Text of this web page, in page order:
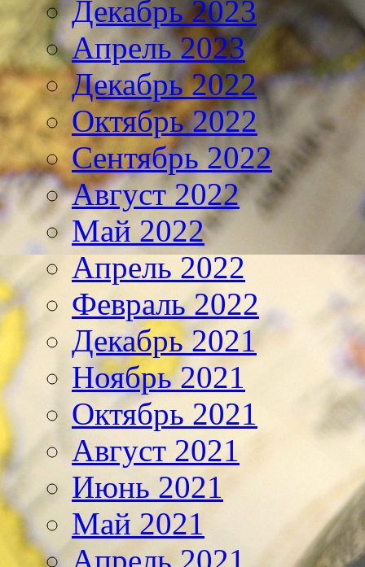
Декабрь 2023
Апрель 2023
Декабрь 2022
Октябрь 2022
Сентябрь 2022
Август 2022
Май 2022
Апрель 2022
Февраль 2022
Декабрь 2021
Ноябрь 2021
Октябрь 2021
Август 2021
Июнь 2021
Май 2021